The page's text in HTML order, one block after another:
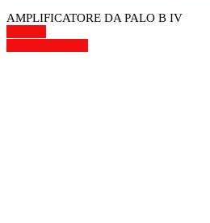
AMPLIFICATORE DA PALO B IV